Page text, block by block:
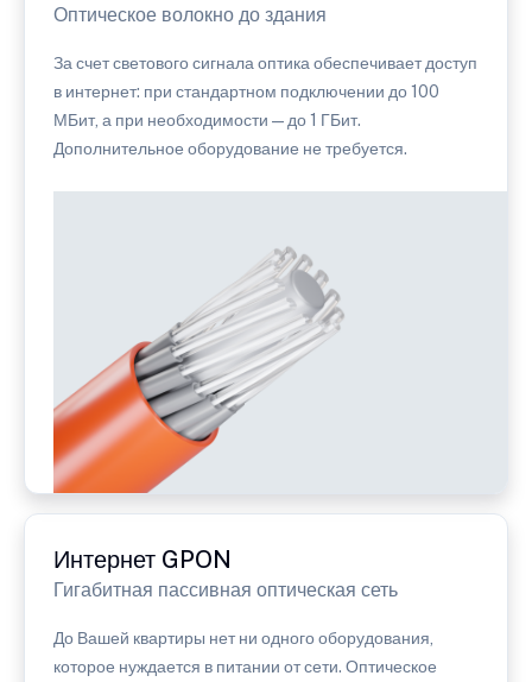
Оптическое волокно до здания
За счет светового сигнала оптика обеспечивает доступ
в интернет: при стандартном подключении до 100
МБит, а при необходимости — до 1 ГБит.
Дополнительное оборудование не требуется.
Интернет GPON
Гигабитная пассивная оптическая сеть
До Вашей квартиры нет ни одного оборудования,
которое нуждается в питании от сети. Оптическое